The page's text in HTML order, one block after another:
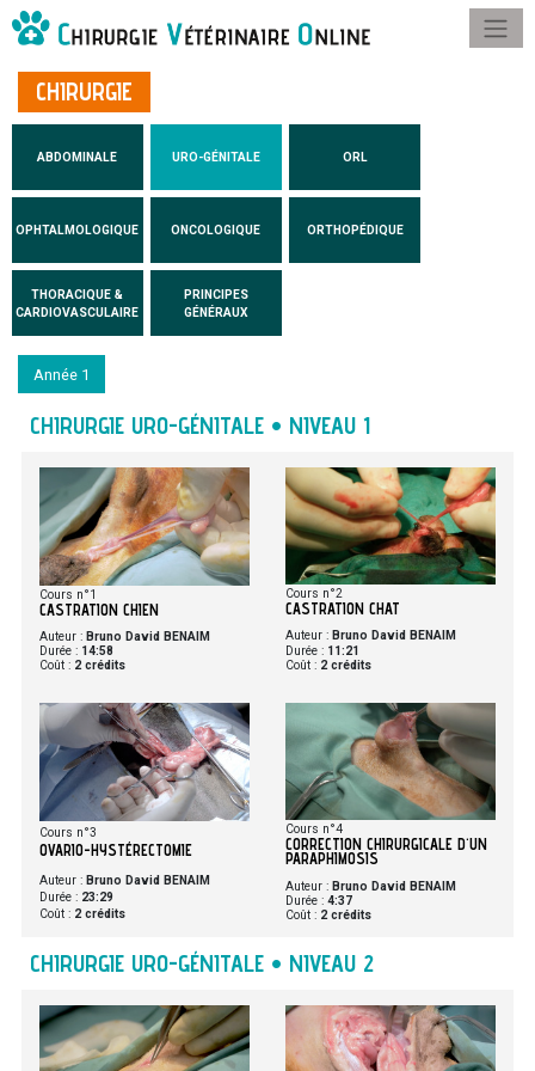
CHIRURGIE
ABDOMINALE URO-GÉNITALE ORL
OPHTALMOLOGIQUE ONCOLOGIQUE ORTHOPÉDIQUE
THORACIQUE &
CARDIOVASCULAIRE
PRINCIPES
GÉNÉRAUX
Année 1
CHIRURGIE URO-GÉNITALE • NIVEAU 1
Cours n°1
CASTRATION CHIEN
Auteur :Bruno David BENAIM
Durée : 14:58
Coût : 2 crédits
Cours n°2
CASTRATION CHAT
Auteur : Bruno David BENAIM
Durée : 11:21
Coût : 2 crédits
Cours n°3
OVARIO-HYSTÉRECTOMIE
Auteur :Bruno David BENAIM
Durée : 23:29
Coût : 2 crédits
Cours n°4
CORRECTION CHIRURGICALE D'UN
PARAPHIMOSIS
Auteur : Bruno David BENAIM
Durée : 4:37
Coût : 2 crédits
CHIRURGIE URO-GÉNITALE • NIVEAU 2